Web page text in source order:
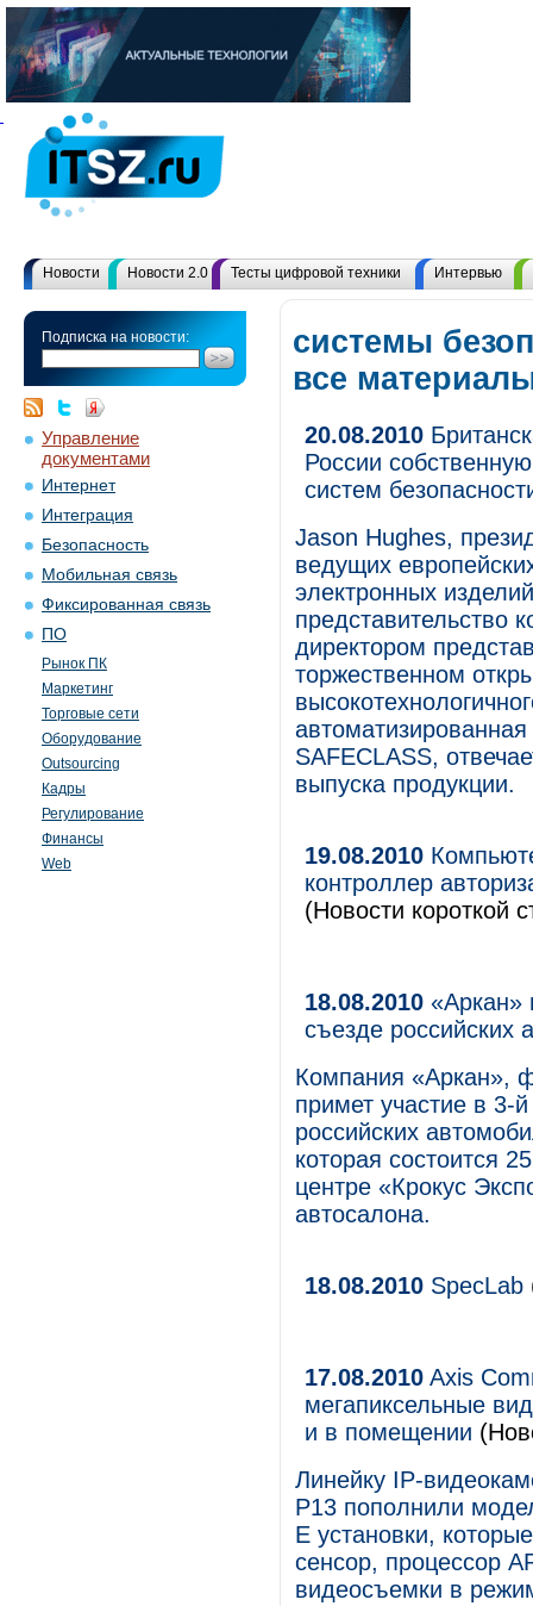
Новости Новости 2.0 Тесты цифровой техники Интервью
Подписка на новости:
Управление
документами
Интернет
Интеграция
Безопасность
Мобильная связь
Фиксированная связь
ПО
Рынок ПК
Маркетинг
Торговые сети
Оборудование
Outsourcing
Кадры
Регулирование
Финансы
Web
системы
все
20.08.2010
России
систем
Jason Hughes,
ведущих
электронных
представительство
директором
торжественном
SAFECLASS,
выпуска продукции.
19.08.2010
контроллер
(Новости короткой
18.08.2010 «Аркан»
съезде российских
Компания «Аркан»,
примет участие в 3-
российских
которая состоится
центре «Крокус
автосалона.
18.08.2010 SpecLab
17.08.2010 Axis
мегапиксельные
и в помещении
Линейку IP-
P13 пополнили
E установки,
сенсор, процессор
видеосъемки в